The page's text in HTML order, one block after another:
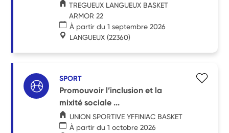
TREGUEUX LANGUEUX BASKET
ARMOR 22
À partir du 1 septembre 2026
LANGUEUX (22360)
SPORT
Promouvoir l’inclusion et la
mixité sociale ...
UNION SPORTIVE YFFINIAC BASKET
À partir du 1 octobre 2026